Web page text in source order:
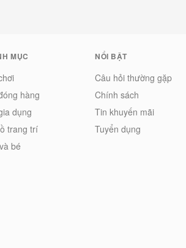
MỤC
hàng
dụng
trang trí
bé
NỔI BẬT
Câu hỏi thường gặp
Chính sách
Tin khuyến mãi
Tuyển dụng